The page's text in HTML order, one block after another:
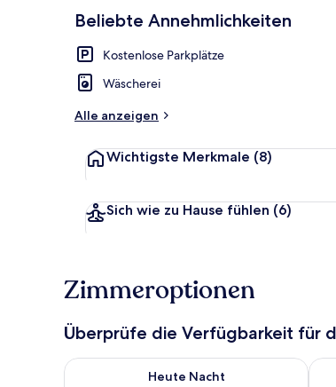
Beliebte Annehmlichkeiten
Kostenlose Parkplätze
Wäscherei
Alle anzeigen
Wichtigste Merkmale (8)
Sich wie zu Hause fühlen (6)
Zimmeroptionen
Überprüfe die Verfügbarkeit für
Heute Nacht
Überprüfe die Verfügbarkeit für heute